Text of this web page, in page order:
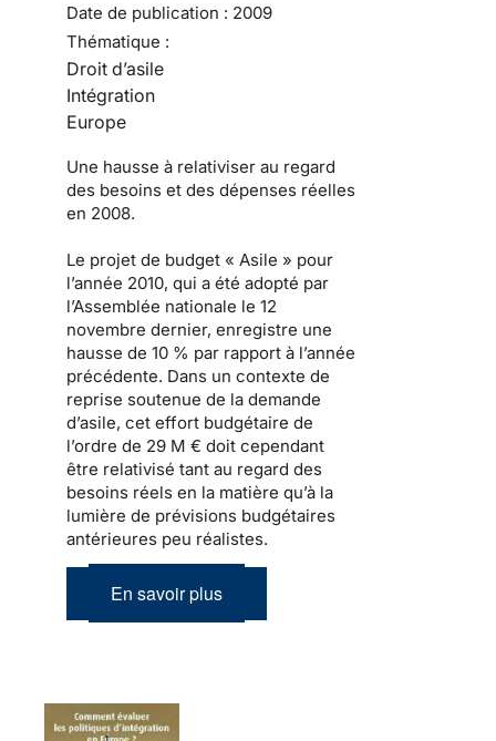
Date de publication : 2009
Thématique :
Droit d’asile
Intégration
Europe
Une hausse à relativiser au regard
des besoins et des dépenses réelles
en 2008.
Le projet de budget « Asile » pour
l’année 2010, qui a été adopté par
l’Assemblée nationale le 12
novembre dernier, enregistre une
hausse de 10 % par rapport à l’année
précédente. Dans un contexte de
reprise soutenue de la demande
d’asile, cet effort budgétaire de
l’ordre de 29 M € doit cependant
être relativisé tant au regard des
besoins réels en la matière qu’à la
lumière de prévisions budgétaires
antérieures peu réalistes.
En savoir plus